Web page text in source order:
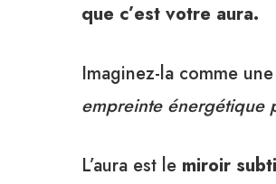
que c’est votre aura.
Imaginez-la comme
empreinte énergétique
L’aura est le miroir